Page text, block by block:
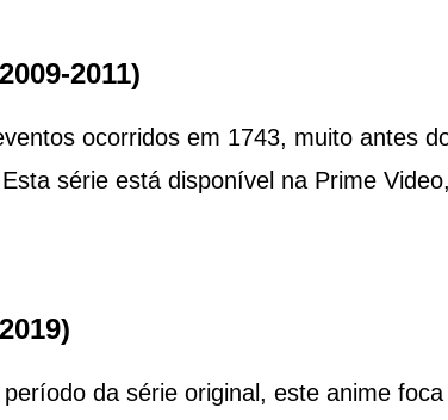
2011)
ocorridos em 1743, muito antes
série está disponível na Prime
da série original, este anime